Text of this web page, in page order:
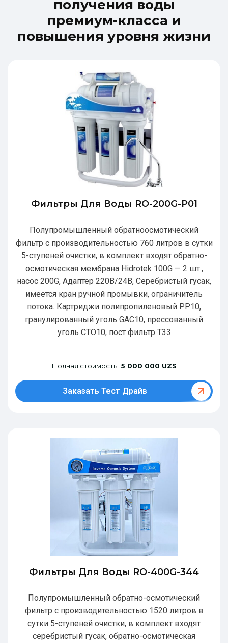
получения воды
премиум-класса и
повышения уровня жизни
Фильтры Для Воды RO-200G-P01
Полупромышленный обратноосмотический
фильтр с производительностью 760 литров в сутки
5-ступеней очистки, в комплект входят обратно-
осмотическая мембрана Hidrotek 100G — 2 шт.,
насос 200G, Адаптер 220В/24В, Серебристый гусак,
имеется кран ручной промывки, ограничитель
потока. Картриджи полипропиленовый РР10,
гранулированный уголь GAC10, прессованный
уголь CTO10, пост фильтр T33
Полная стоимость: 5 000 000 UZS
Заказать Тест Драйв
Фильтры Для Воды RO-400G-344
Полупромышленный обратно-осмотический
фильтр с производительностью 1520 литров в
сутки 5-ступеней очистки, в комплект входят
серебристый гусак, обратно-осмотическая